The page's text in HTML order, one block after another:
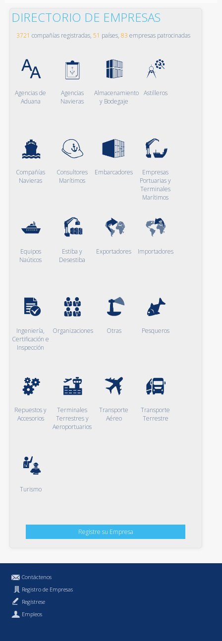
DIRECTORIO DE EMPRESAS
3721 compañías registradas, 51 países, 83 empresas patrocinadas
Agencias de
Aduana
Agencias
Navieras
Almacenamiento
y Bodegaje
Astilleros
Compañías
Navieras
Consultores
Marítimos
Embarcadores
Empresas
Portuarias y
Terminales
Marítimos
Equipos
Naúticos
Estiba y
Desestiba
Exportadores Importadores
Ingeniería,
Certificación e
Inspección
Organizaciones Otras Pesqueros
Repuestos y
Accesorios
Terminales
Terrestres y
Aeroportuarios
Transporte
Aéreo
Transporte
Terrestre
Turismo
Registre su Empresa
Contáctenos
Registro de Empresas
Regístrese
Empleos